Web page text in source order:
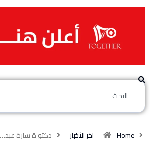
Home آخر الأخبار دكتورة سارة عبد…